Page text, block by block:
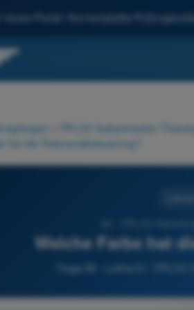
neues Portal: Ihre komplette
PPL(H) Hubschrauber
hat die Pistenendbefeuerung?
Welche Farbe hat
Frage 89 - Luftrecht -